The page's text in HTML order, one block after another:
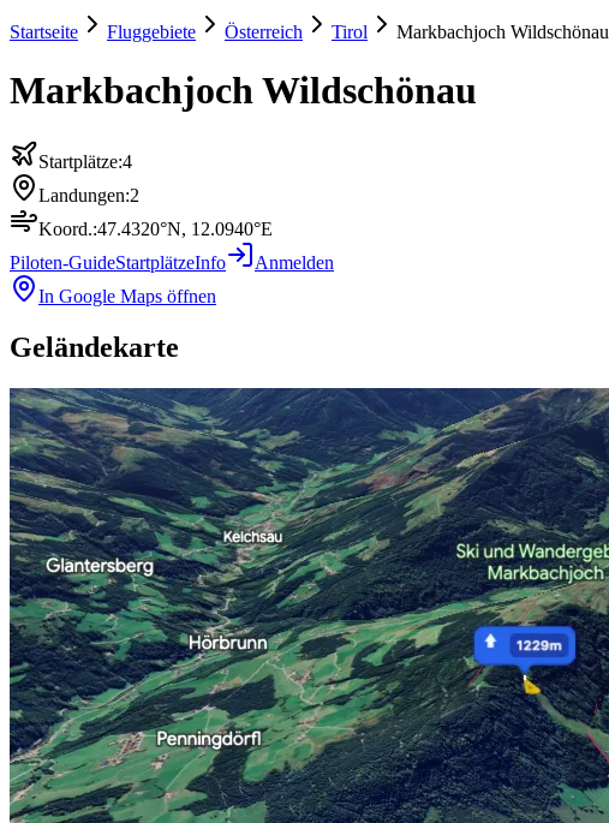
Startseite Fluggebiete Österreich Tirol Markbachjoch Wildschönau
Markbachjoch Wildschönau
Startplätze:4
Landungen:2
Koord.:47.4320°N, 12.0940°E
Piloten-GuideStartplätzeInfo
Anmelden
In Google Maps öffnen
Geländekarte